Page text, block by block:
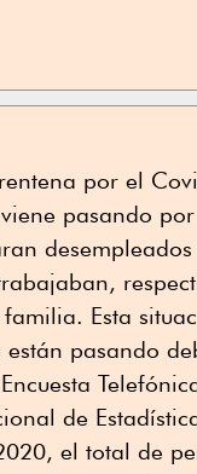
por el
pasando
Esta
están pasando
de
el total de